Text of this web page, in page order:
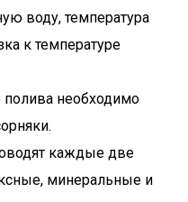
воду, температура
к температуре
необходимо
каждые две
минеральные и